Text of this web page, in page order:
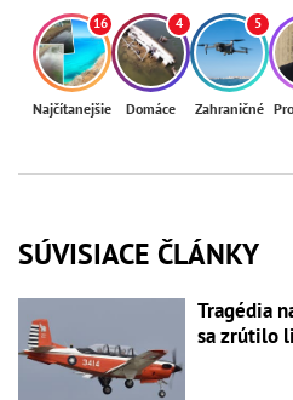
16
Najčítanejšie
4
Domáce
5
Zahraničné
SÚVISIACE ČLÁNKY
Tragédia
sa zrútilo